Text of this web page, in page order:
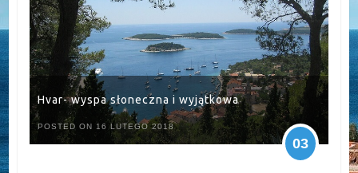
Hvar- wyspa słoneczna i wyjątkowa
POSTED ON 16 LUTEGO 2018
03